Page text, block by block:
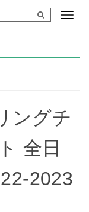
ングチ
全日
2023